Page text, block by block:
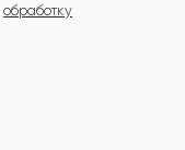
обработку